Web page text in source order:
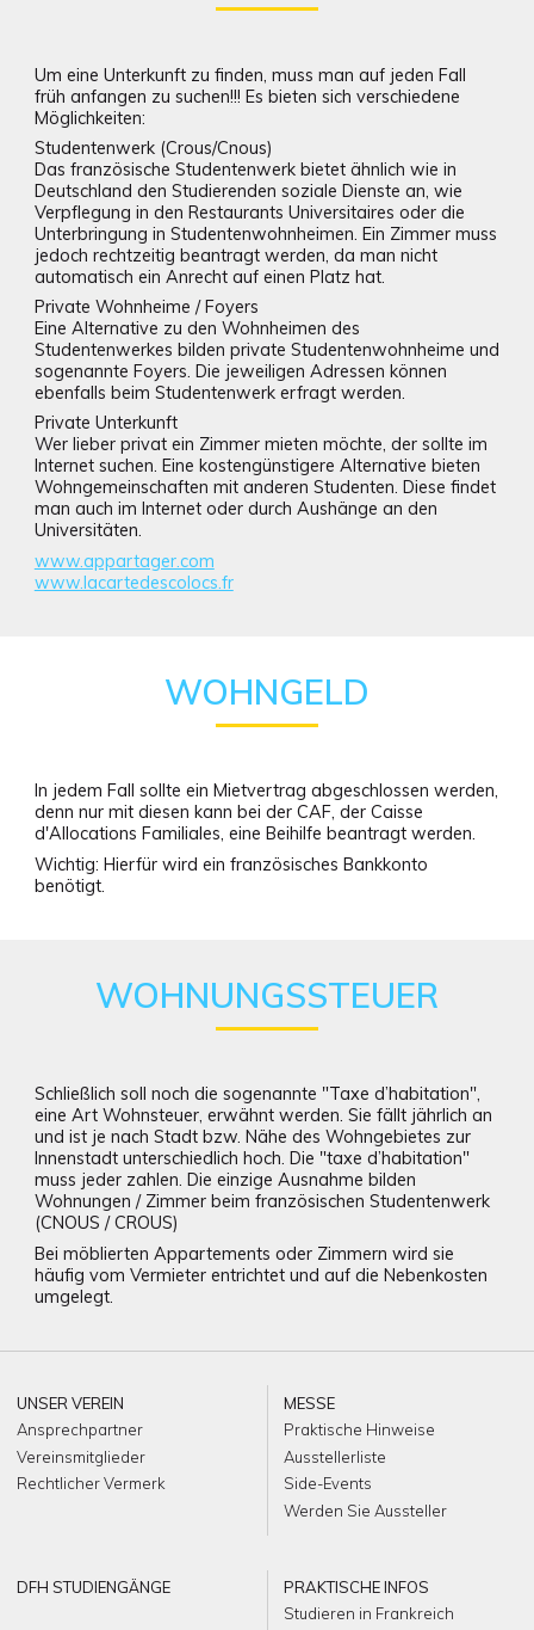
Um eine Unterkunft zu finden, muss man auf jeden Fall
früh anfangen zu suchen!!! Es bieten sich verschiedene
Möglichkeiten:
Studentenwerk (Crous/Cnous)
Das französische Studentenwerk bietet ähnlich wie in
Deutschland den Studierenden soziale Dienste an, wie
Verpflegung in den Restaurants Universitaires oder die
Unterbringung in Studentenwohnheimen. Ein Zimmer muss
jedoch rechtzeitig beantragt werden, da man nicht
automatisch ein Anrecht auf einen Platz hat.
Private Wohnheime / Foyers
Eine Alternative zu den Wohnheimen des
Studentenwerkes bilden private Studentenwohnheime und
sogenannte Foyers. Die jeweiligen Adressen können
ebenfalls beim Studentenwerk erfragt werden.
Private Unterkunft
Wer lieber privat ein Zimmer mieten möchte, der sollte im
Internet suchen. Eine kostengünstigere Alternative bieten
Wohngemeinschaften mit anderen Studenten. Diese findet
man auch im Internet oder durch Aushänge an den
Universitäten.
www.appartager.com
www.lacartedescolocs.fr
WOHNGELD
In jedem Fall sollte ein Mietvertrag abgeschlossen werden,
denn nur mit diesen kann bei der CAF, der Caisse
d'Allocations Familiales, eine Beihilfe beantragt werden.
Wichtig: Hierfür wird ein französisches Bankkonto
benötigt.
WOHNUNGSSTEUER
Schließlich soll noch die sogenannte "Taxe d’habitation",
eine Art Wohnsteuer, erwähnt werden. Sie fällt jährlich an
und ist je nach Stadt bzw. Nähe des Wohngebietes zur
Innenstadt unterschiedlich hoch. Die "taxe d’habitation"
muss jeder zahlen. Die einzige Ausnahme bilden
Wohnungen / Zimmer beim französischen Studentenwerk
(CNOUS / CROUS)
Bei möblierten Appartements oder Zimmern wird sie
häufig vom Vermieter entrichtet und auf die Nebenkosten
umgelegt.
UNSER VEREIN
Ansprechpartner
Vereinsmitglieder
Rechtlicher Vermerk
MESSE
Praktische Hinweise
Ausstellerliste
Side-Events
Werden Sie Aussteller
DFH STUDIENGÄNGE
PRAKTISCHE INFOS
Studieren in Frankreich